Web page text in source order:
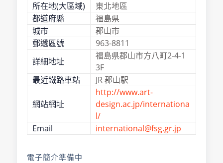
所在地(大區域)
東北地區
都道府縣
福島県
城市
郡山市
郵遞區號
963-8811
詳細地址
福島県郡山市方八町2-4-1
3F
最近鐵路車站
JR 郡山駅
網站網址
http://www.art-
design.ac.jp/internationa
l/
Email
international@fsg.gr.jp
電子簡介準備中